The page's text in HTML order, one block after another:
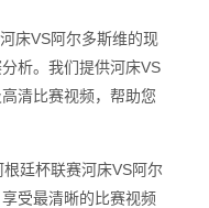
床VS阿尔多斯维的现
析。我们提供河床VS
清比赛视频，帮助您
廷杯联赛河床VS阿尔
受最清晰的比赛视频